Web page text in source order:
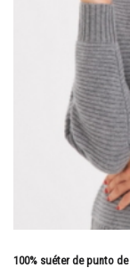
100% suéter de punto